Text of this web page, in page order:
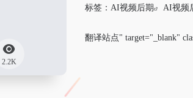
2.2K
标签： AI视频后期 AI视频
翻译站点" target="_blank"